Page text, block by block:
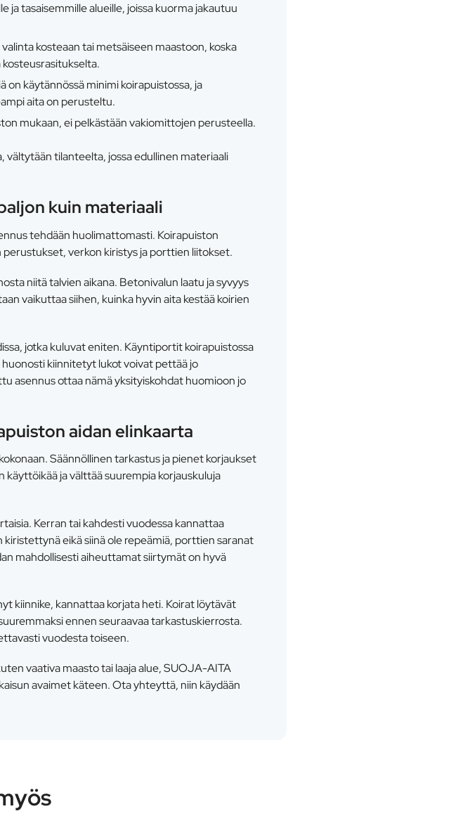
ja tasaisemmille alueille, joissa kuorma jakautuu
kosteaan tai metsäiseen maastoon, koska
käytännössä minimi koirapuistossa, ja
aita on perusteltu.
mukaan, ei pelkästään vakiomittojen perusteella.
vältytään tilanteelta, jossa edullinen materiaali
kuin materiaali
tehdään huolimattomasti. Koirapuiston
verkon kiristys ja porttien liitokset.
niitä talvien aikana. Betonivalun laatu ja syvyys
vaikuttaa siihen, kuinka hyvin aita kestää koirien
jotka kuluvat eniten. Käyntiportit koirapuistossa
kiinnitetyt lukot voivat pettää jo
asennus ottaa nämä yksityiskohdat huomioon jo
aidan elinkaarta
Säännöllinen tarkastus ja pienet korjaukset
ja välttää suurempia korjauskuluja
Kerran tai kahdesti vuodessa kannattaa
eikä siinä ole repeämiä, porttien saranat
mahdollisesti aiheuttamat siirtymät on hyvä
kiinnike, kannattaa korjata heti. Koirat löytävät
ennen seuraavaa tarkastuskierrosta.
vuodesta toiseen.
vaativa maasto tai laaja alue, SUOJA-AITA
avaimet käteen. Ota yhteyttä, niin käydään